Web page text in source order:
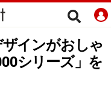
インがおしゃ
シリーズ」を